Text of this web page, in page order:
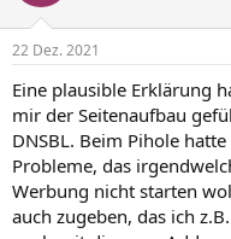
22 Dez. 2021
Eine plausible Erklärung
mir der Seitenaufbau
DNSBL. Beim Pihole
Probleme, das
Werbung nicht starten
auch zugeben, das ich